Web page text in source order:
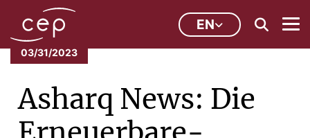
EN
03/31/2023
Asharq News: Die